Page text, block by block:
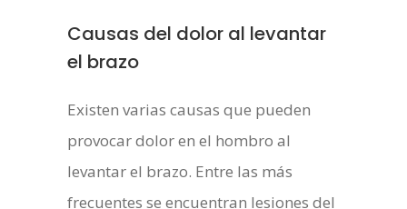
Causas del dolor al levantar
el brazo
Existen varias causas que pueden
provocar dolor en el hombro al
levantar el brazo. Entre las más
frecuentes se encuentran lesiones del